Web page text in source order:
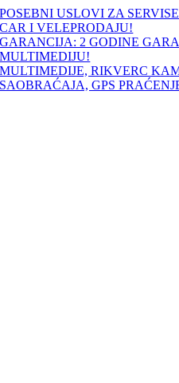
Skip
to
content
POSEBNI USLOVI ZA
CAR I VELEPRODAJU!
GARANCIJA: 2 GODINE
MULTIMEDIJU!
MULTIMEDIJE, RIKVERC
SAOBRAĆAJA, GPS